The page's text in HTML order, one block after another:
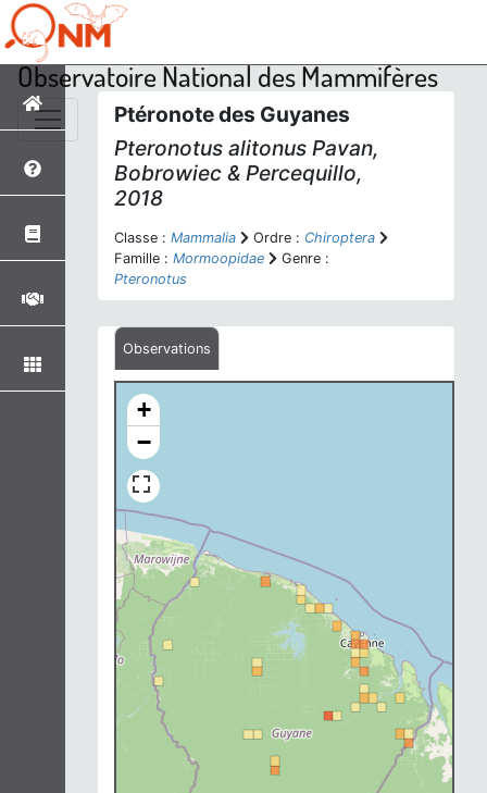
Observatoire National des Mammifères
Ptéronote des Guyanes
Pteronotus alitonus Pavan,
Bobrowiec & Percequillo,
2018
Classe : Mammalia Ordre : Chiroptera
Famille : Mormoopidae
Genre :
Pteronotus
Observations
+
−